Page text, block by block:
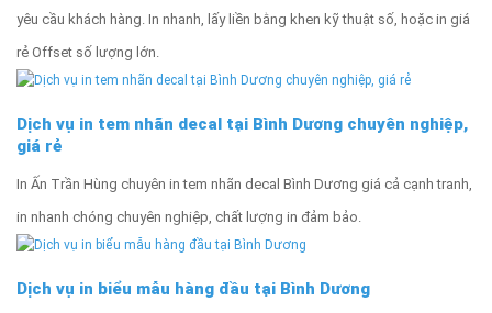
yêu cầu khách hàng. In nhanh, lấy liền bằng khen kỹ thuật số, hoặc in giá
rẻ Offset số lượng lớn.
Dịch vụ in tem nhãn decal tại Bình Dương chuyên nghiệp,
giá rẻ
In Ấn Trần Hùng chuyên in tem nhãn decal Bình Dương giá cả cạnh tranh,
in nhanh chóng chuyên nghiệp, chất lượng in đảm bảo.
Dịch vụ in biểu mẫu hàng đầu tại Bình Dương